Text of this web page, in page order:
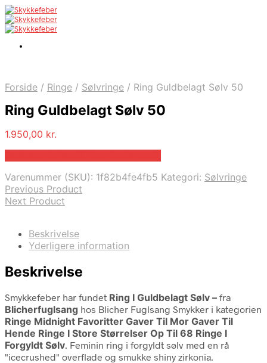
Forside / Ringe / Sølvringe / Ring Guldbelagt Sølv 50
Ring Guldbelagt Sølv 50
1.950,00 kr.
Varenummer (SKU): 1f82b4fe4fb5 Kategori: Sølvringe
Previous Product
Next Product
Beskrivelse
Yderligere information
Beskrivelse
Smykkefeber har fundet Ring I Guldbelagt Sølv – fra
Blicherfuglsang hos Blicher Fuglsang Smykker i kategorien
Ringe Midnight Favoritter Gaver Til Mor Gaver Til
Hende Ringe I Store Størrelser Op Til 68 Ringe I
Forgyldt Sølv. Feminin ring i forgyldt sølv med en rå
"icecrushed" overflade og smukke shiny zirkonia.